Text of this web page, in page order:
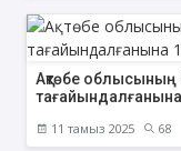
Ақтөбе
11 тамыз 2025 68